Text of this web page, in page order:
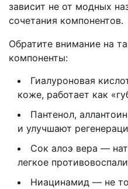
зависит не от модных
сочетания компонентов.
Обратите внимание на
компоненты:
Гиалуроновая
коже, работает как
Пантенол,
и улучшают
Сок алоэ вера —
легкое
Ниацинамид — не